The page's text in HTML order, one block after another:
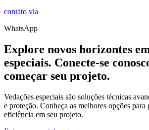
contato via
WhatsApp
Explore novos horizontes
especiais. Conecte-se
começar seu projeto.
Vedações especiais são soluções técnicas
e proteção. Conheça as melhores opções para
eficiência em seu projeto.